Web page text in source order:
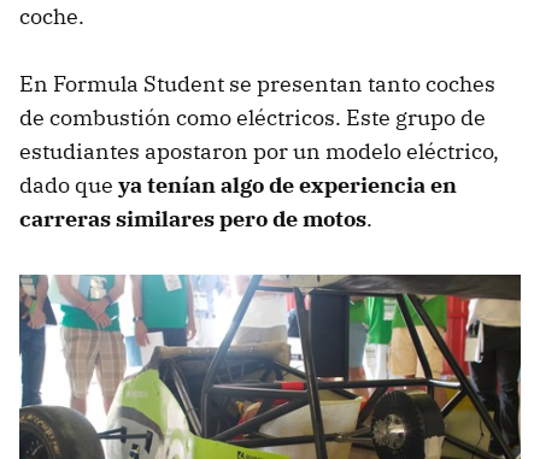
coche.
En Formula Student se presentan tanto coches
de combustión como eléctricos. Este grupo de
estudiantes apostaron por un modelo eléctrico,
dado que ya tenían algo de experiencia en
carreras similares pero de motos.